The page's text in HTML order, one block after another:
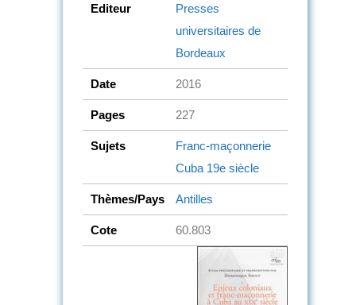
Editeur
Presses
universitaires de
Bordeaux
Date 2016
Pages 227
Sujets
Franc-maçonnerie
Cuba 19e siècle
Thèmes/Pays Antilles
Cote 60.803